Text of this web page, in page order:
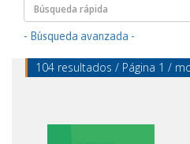
- Búsqueda avanzada -
104 resultados / Página 1 /